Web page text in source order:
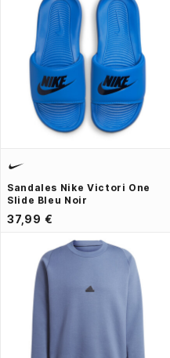
Sandales Nike Victori One
Slide Bleu Noir
37,99 €